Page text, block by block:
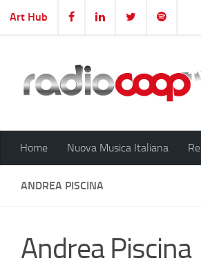
Salta al contenuto
Art Hub
Home Nuova Musica Italiana
ANDREA PISCINA
Andrea Piscina